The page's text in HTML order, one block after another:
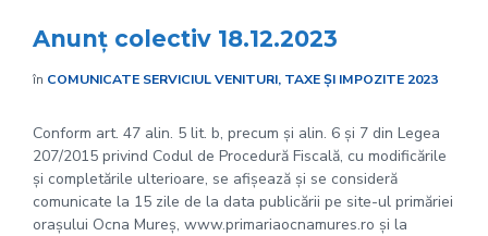
Anunț colectiv 18.12.2023
în COMUNICATE SERVICIUL VENITURI, TAXE ȘI IMPOZITE 2023
Conform art. 47 alin. 5 lit. b, precum și alin. 6 și 7 din Legea
207/2015 privind Codul de Procedură Fiscală, cu modificările
și completările ulterioare, se afișează și se consideră
comunicate la 15 zile de la data publicării pe site-ul primăriei
orașului Ocna Mureș, www.primariaocnamures.ro și la